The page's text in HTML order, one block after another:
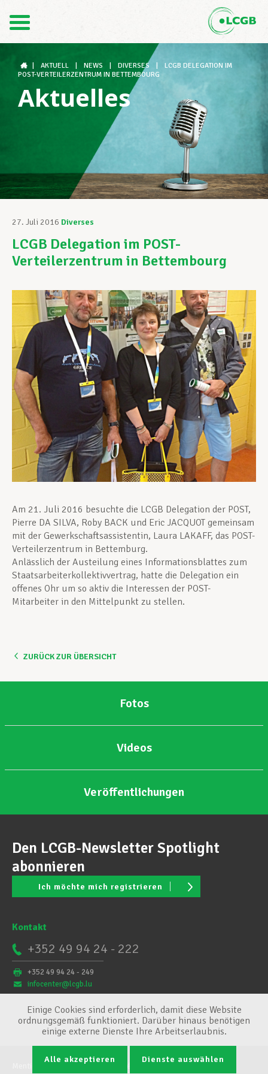
FR
Der LCGB
Gewerkschaftsstrukturen
Unterstützung im Arbeitsalltag
Ihre Rechte
Unterstützung im Privatleben
Berufliche Weiterentwicklung
Mitglied werden
Aktuell
AKTUELL NEWS DIVERSES
LCGB DELEGATION IM
POST-VERTEILERZENTRUM IN BETTEMBOURG
Aktuelles
27. Juli 2016 Diverses
LCGB Delegation im POST-
Verteilerzentrum in Bettembourg
Am 21. Juli 2016 besuchte die LCGB Delegation der POST,
Pierre DA SILVA, Roby BACK und Eric JACQUOT gemeinsam
mit der Gewerkschaftsassistentin, Laura LAKAFF, das POST-
Verteilerzentrum in Bettemburg.
Anlässlich der Austeilung eines Informationsblattes zum
Staatsarbeiterkollektivvertrag, hatte die Delegation ein
offenes Ohr um so aktiv die Interessen der POST-
Mitarbeiter in den Mittelpunkt zu stellen.
ZURÜCK ZUR ÜBERSICHT
Fotos
Videos
Veröffentlichungen
Den LCGB-Newsletter Spotlight
abonnieren
Ich möchte mich registrieren
Kontakt
+352 49 94 24 - 222
+352 49 94 24 - 249
infocenter@lcgb.lu
Conditions générales
Einige Cookies sind erforderlich, damit diese Website
ordnungsgemäß funktioniert. Darüber hinaus benötigen
einige externe Dienste Ihre Arbeitserlaubnis.
Alle akzeptieren Dienste auswählen